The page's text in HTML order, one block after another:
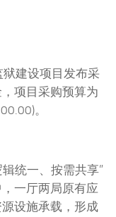
建设项目发布采
项目采购预算为
。
统一、按需共享”
一厅两局原有应
设施承载，形成